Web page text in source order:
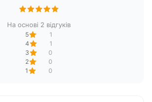
На основі 2 відгуків
5
1
4
1
3
0
2
0
1
0